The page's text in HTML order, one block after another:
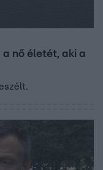
nő életét, aki a